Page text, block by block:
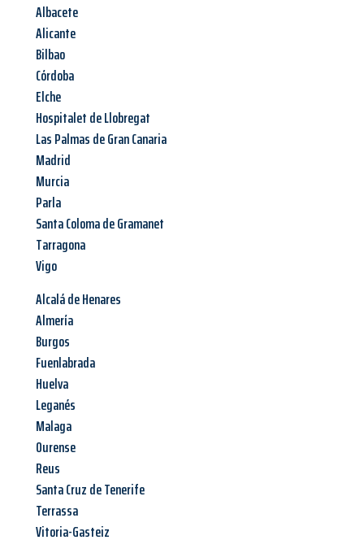
Albacete
Alicante
Bilbao
Córdoba
Elche
Hospitalet de Llobregat
Las Palmas de Gran Canaria
Madrid
Murcia
Parla
Santa Coloma de Gramanet
Tarragona
Vigo
Alcalá de Henares
Almería
Burgos
Fuenlabrada
Huelva
Leganés
Malaga
Ourense
Reus
Santa Cruz de Tenerife
Terrassa
Vitoria-Gasteiz